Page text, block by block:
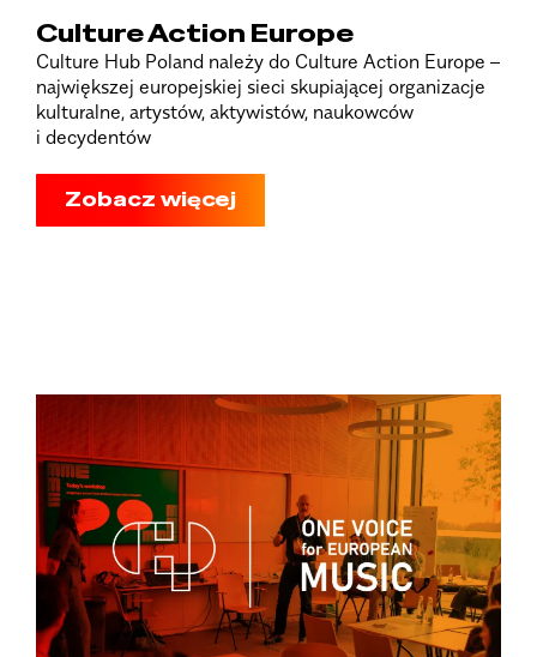
Culture Action Europe
Culture Hub Poland należy do Culture Action Europe –
największej europejskiej sieci skupiającej organizacje
kulturalne, artystów, aktywistów, naukowców
i decydentów
Zobacz więcej